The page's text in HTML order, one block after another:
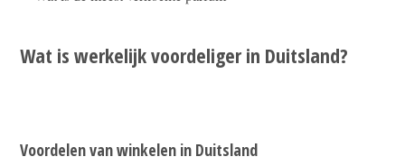
Wat is werkelijk voordeliger in Duitsland?
Voordelen van winkelen in Duitsland